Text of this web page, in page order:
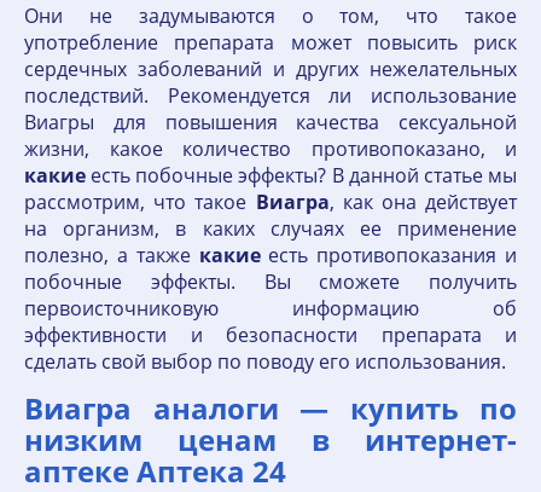
Они не задумываются о том, что такое
употребление препарата может повысить риск
сердечных заболеваний и других нежелательных
последствий. Рекомендуется ли использование
Виагры для повышения качества сексуальной
жизни, какое количество противопоказано, и
какие есть побочные эффекты? В данной статье мы
рассмотрим, что такое Виагра, как она действует
на организм, в каких случаях ее применение
полезно, а также какиеесть противопоказания и
побочные эффекты. Вы сможете получить
первоисточниковую информацию об
эффективности и безопасности препарата и
сделать свой выбор по поводу его использования.
Виагра аналоги — купить по
низким ценам в интернет-
аптеке Аптека 24